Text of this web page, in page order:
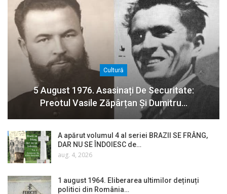
Cultură
5 August 1976. Asasinați De Securitate:
Preotul Vasile Zăpârțan Și Dumitru…
A apărut volumul 4 al seriei BRAZII SE FRÂNG,
DAR NU SE ÎNDOIESC de…
aug. 4, 2026
1 august 1964. Eliberarea ultimilor deținuți
politici din România…